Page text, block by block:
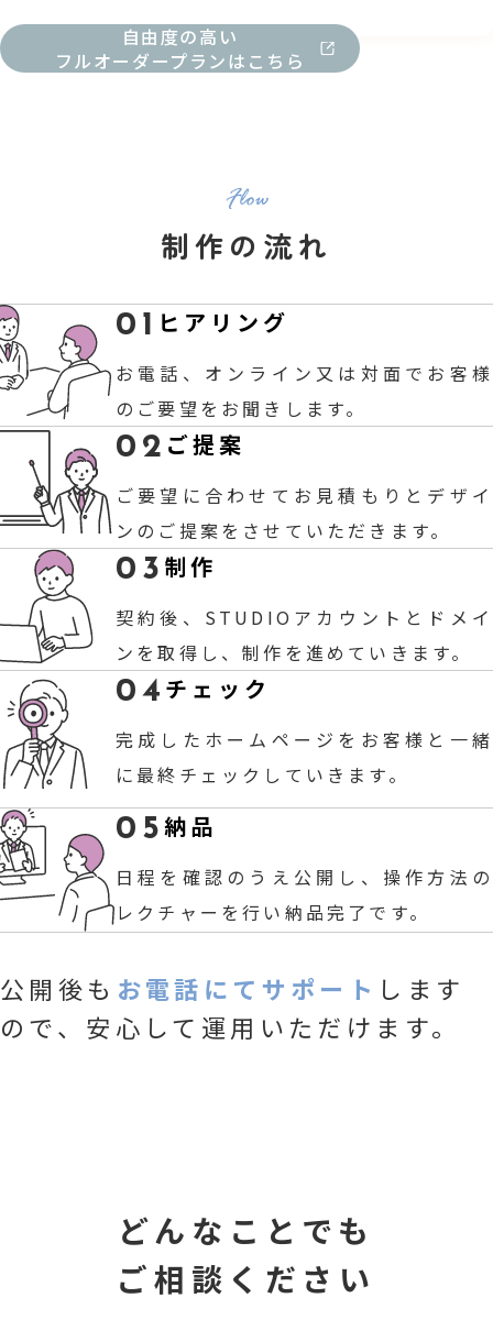
自由度の高い
フルオーダープランはこちら
制作の流れ
01 ヒアリング
お電話、オンライン又は対面でお客様
のご要望をお聞きします。
02 ご提案
ご要望に合わせてお見積もりとデザイ
ンのご提案をさせていただきます。
03 制作
契約後、STUDIOアカウントとドメイ
ンを取得し、制作を進めていきます。
04 チェック
完成したホームページをお客様と一緒
に最終チェックしていきます。
05納品
日程を確認のうえ公開し、操作方法の
レクチャーを行い納品完了です。
公開後も お電話にてサポート します
ので、安心して運用いただけます。
どんなことでも
ご相談ください